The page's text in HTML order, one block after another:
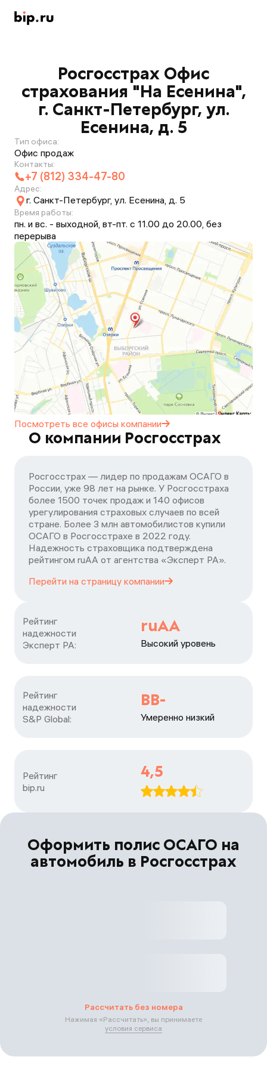
Росгосстрах Офис
страхования "На Есенина",
г. Санкт-Петербург, ул.
Есенина, д. 5
Тип офиса:
Офис продаж
Контакты:
+7 (812) 334-47-80
Адрес:
г. Санкт-Петербург, ул. Есенина, д. 5
Время работы:
пн. и вс. - выходной, вт-пт. с 11.00 до 20.00, без
перерыва
Посмотреть все офисы компании
О компании Росгосстрах
Росгосстрах — лидер по продажам ОСАГО в
России, уже 98 лет на рынке. У Росгосстраха
более 1500 точек продаж и 140 офисов
урегулирования страховых случаев по всей
стране. Более 3 млн автомобилистов купили
ОСАГО в Росгосстрахе в 2022 году.
Надежность страховщика подтверждена
рейтингом ruАА от агентства «Эксперт РА».
Перейти на страницу компании
Рейтинг
надежности
Эксперт РА:
ruAA
Высокий уровень
Рейтинг
надежности
S&P Global:
BB-
Умеренно низкий
Рейтинг
bip.ru
4,5
Оформить полис ОСАГО на
автомобиль в Росгосстрах
Рассчитать без номера
Нажимая «Рассчитать», вы принимаете
условия сервиса